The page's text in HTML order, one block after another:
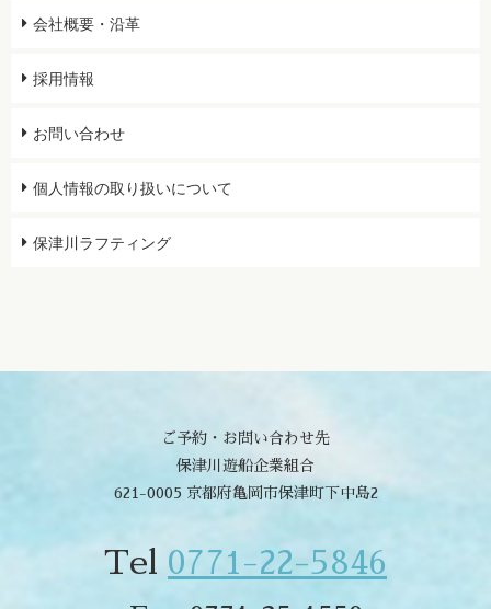
会社概要・沿革
採用情報
お問い合わせ
個人情報の取り扱いについて
保津川ラフティング
ご予約・お問い合わせ先
保津川遊船企業組合
621-0005 京都府亀岡市保津町下中島2
Tel 0771-22-5846